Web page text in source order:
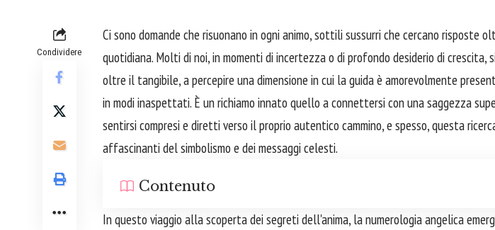
Condividere
Ci sono domande che risuonano in ogni animo, sottili sussurri che cercano risposte
quotidiana. Molti di noi, in momenti di incertezza o di profondo desiderio di crescita,
oltre il tangibile, a percepire una dimensione in cui la guida è amorevolmente
in modi inaspettati. È un richiamo innato quello a connettersi con una saggezza
sentirsi compresi e diretti verso il proprio autentico cammino, e spesso, questa
affascinanti del simbolismo e dei messaggi celesti.
Contenuto
In questo viaggio alla scoperta dei segreti dell'anima, la numerologia angelica